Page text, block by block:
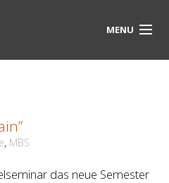
MENU
, MBS
das neue Semester